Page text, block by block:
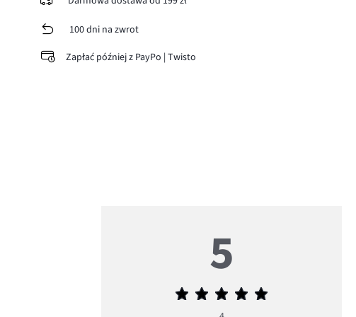
100 dni na zwrot
Zapłać później z PayPo | Twisto
5
Średnia